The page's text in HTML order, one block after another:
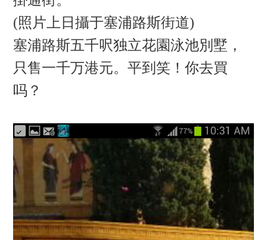
(照片上日攝于塞浦路斯街道)
塞浦路斯五千呎独立花園泳池別墅，
只售一千万港元。平到笑！你去買
吗？